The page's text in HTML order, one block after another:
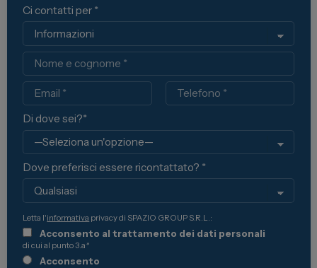
Ci contatti per *
Nome
Email Telefono
Di dove sei?*
Dove preferisci essere ricontattato? *
Letta l'informativa privacy di SPAZIO GROUP S.R.L.:
Acconsento al trattamento dei dati personali
di cui al punto 3.a*
Acconsento